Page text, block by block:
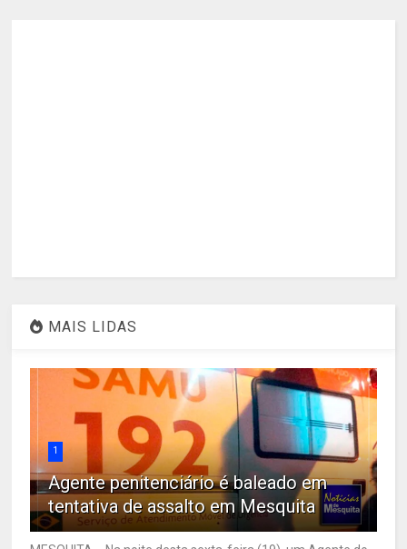
MAIS LIDAS
1
Agente penitenciário é baleado em
tentativa de assalto em Mesquita